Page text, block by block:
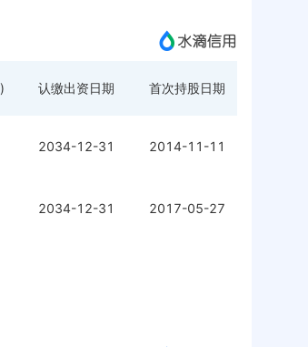
认缴出资日期 首次持股日期
2034-12-31 2014-11-11
2034-12-31 2017-05-27